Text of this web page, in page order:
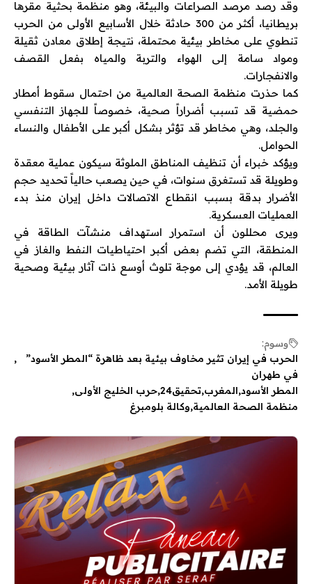
وقد رصد مرصد الصراعات والبيئة، وهو منظمة بحثية مقرها
بريطانيا، أكثر من 300 حادثة خلال الأسابيع الأولى من الحرب
تنطوي على مخاطر بيئية محتملة، نتيجة إطلاق معادن ثقيلة
ومواد سامة إلى الهواء والتربة والمياه بفعل القصف
والانفجارات.
كما حذرت منظمة الصحة العالمية من احتمال سقوط أمطار
حمضية قد تسبب أضراراً صحية، خصوصاً للجهاز التنفسي
والجلد، وهي مخاطر قد تؤثر بشكل أكبر على الأطفال والنساء
الحوامل.
ويؤكد خبراء أن تنظيف المناطق الملوثة سيكون عملية معقدة
وطويلة قد تستغرق سنوات، في حين يصعب حالياً تحديد حجم
الأضرار بدقة بسبب انقطاع الاتصالات داخل إيران منذ بدء
العمليات العسكرية.
ويرى محللون أن استمرار استهداف منشآت الطاقة في
المنطقة، التي تضم بعض أكبر احتياطيات النفط والغاز في
العالم، قد يؤدي إلى موجة تلوث أوسع ذات آثار بيئية وصحية
طويلة الأمد.
وسوم:
الحرب في إيران تثير مخاوف بيئية بعد ظاهرة “المطر الأسود”
في طهران
المطر الأسود المغرب تحقيق24
حرب الخليج الأولى
منظمة الصحة العالمية وكالة بلومبرغ